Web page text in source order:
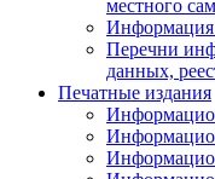
местного
Информация
Перечни
данных,
Печатные издания